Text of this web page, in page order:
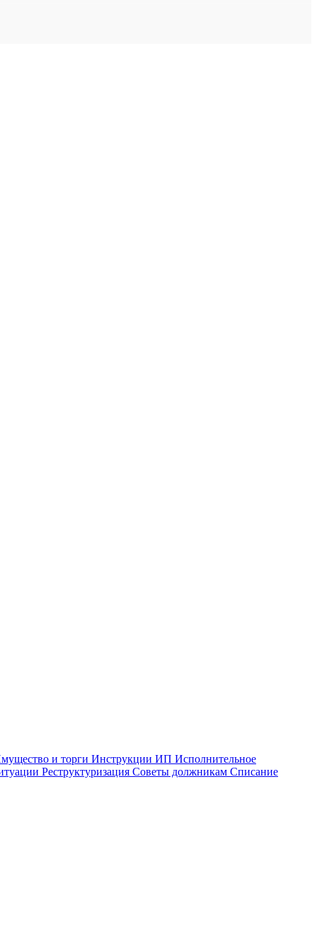
и торги Инструкции ИП Исполнительное
Реструктуризация Советы должникам Списание